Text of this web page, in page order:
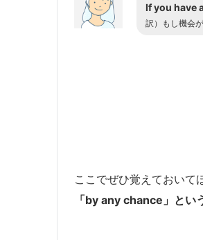
If you have
訳）もし機会
ここでぜひ覚えておいて
「by any chance」とい